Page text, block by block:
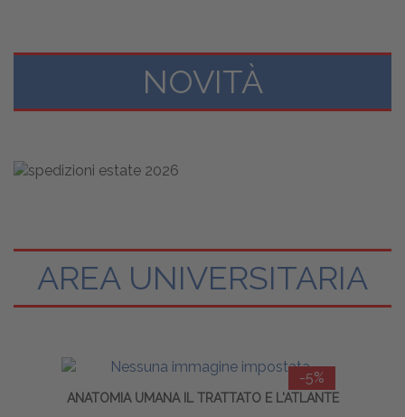
NOVITÀ
AREA UNIVERSITARIA
-5%
ANATOMIA UMANA IL TRATTATO E L'ATLANTE